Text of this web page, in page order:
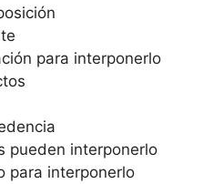
para interponerlo
pueden interponerlo
para interponerlo